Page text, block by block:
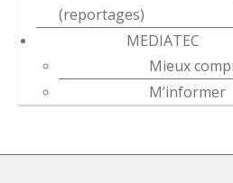
(reportages)
MEDIATEC
Mieux
M’informer